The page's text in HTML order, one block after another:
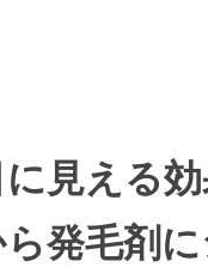
見える
発毛剤に